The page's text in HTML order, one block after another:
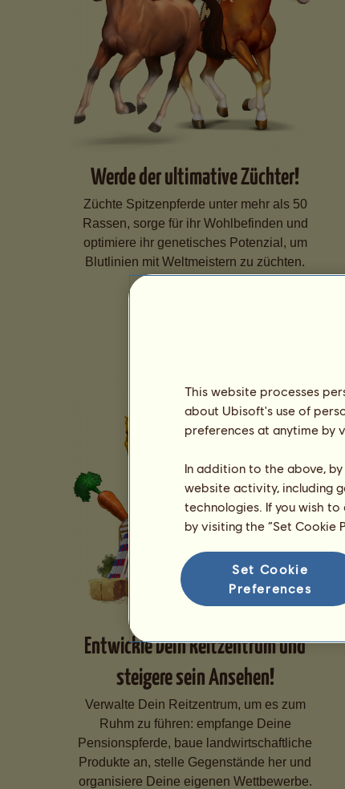
Werde der ultimative Züchter!
Züchte Spitzenpferde unter mehr als 50
Rassen, sorge für ihr Wohlbefinden und
optimiere ihr genetisches Potenzial, um
Blutlinien mit Weltmeistern zu züchten.
Entwickle Dein Reitzentrum und
steigere sein Ansehen!
Verwalte Dein Reitzentrum, um es zum
Ruhm zu führen: empfange Deine
Pensionspferde, baue landwirtschaftliche
Produkte an, stelle Gegenstände her und
organisiere Deine eigenen Wettbewerbe.
This website processes
about Ubisoft's use of
preferences at anytime by
In addition to the above,
website activity, including
technologies. If you wish to
by visiting the “Set Cookie
Set Cookie
Preferences